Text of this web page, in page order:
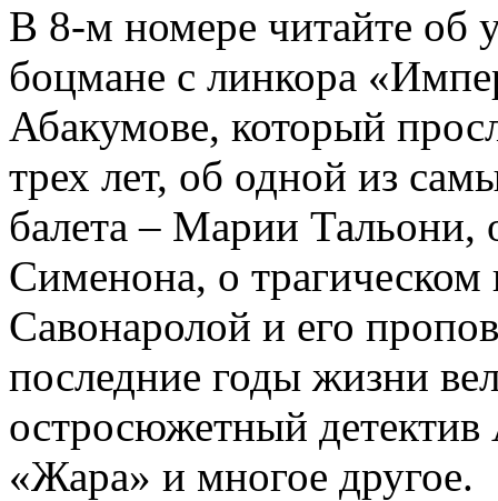
В 8-м номере читайте об
боцмане с линкора
Абакумове, который
трех лет, об одной из
балета – Марии
Сименона, о трагическом
Савонаролой и его
последние годы жизни
остросюжетный детектив
«Жара» и многое другое.